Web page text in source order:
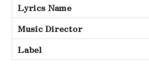
Lyrics Name
Music Director
Label